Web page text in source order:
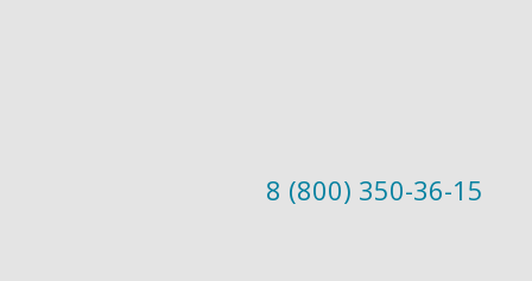
8 (800) 350-36-15